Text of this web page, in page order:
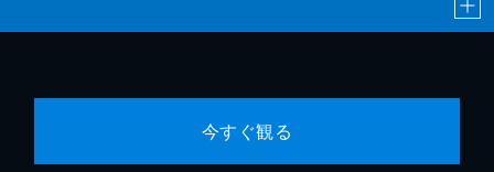
今すぐ観る